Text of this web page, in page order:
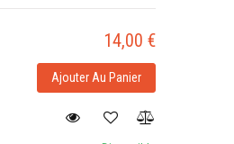
14,00 €
Ajouter Au Panier